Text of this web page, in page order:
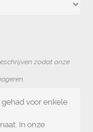
zodat onze